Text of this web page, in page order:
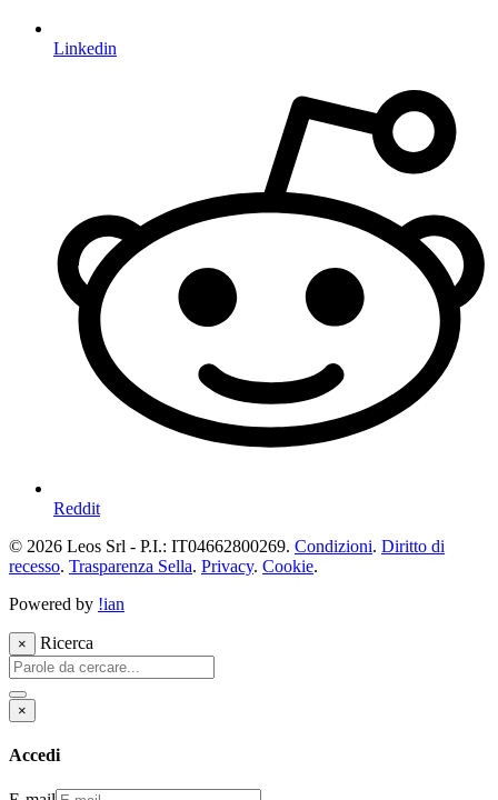
Linkedin
Reddit
© 2026 Leos Srl - P.I.: IT04662800269. Condizioni. Diritto di
recesso. Trasparenza Sella. Privacy. Cookie.
Powered by !ian
× Ricerca
×
Accedi